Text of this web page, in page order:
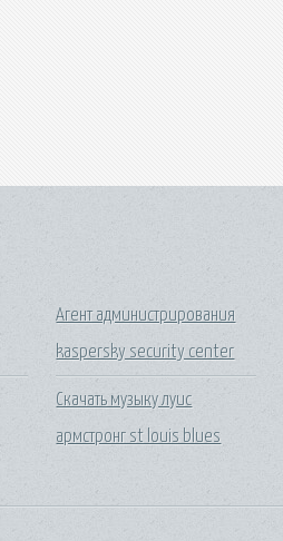
Агент администрирования
kaspersky security center
Скачать музыку луис
армстронг st louis blues